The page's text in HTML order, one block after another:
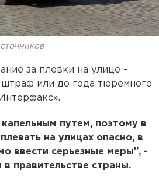
за плевки на улице –
штраф или до года тюремного
путем, поэтому в
на улицах опасно, в
ввести серьезные меры", -
правительстве страны.